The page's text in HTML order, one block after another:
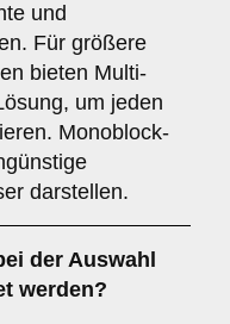
und
Für größere
bieten Multi-
um jeden
Monoblock-
darstellen.
der Auswahl
werden?